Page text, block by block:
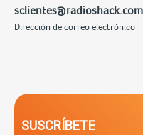
Dirección de correo electrónico
SUSCRÍBETE